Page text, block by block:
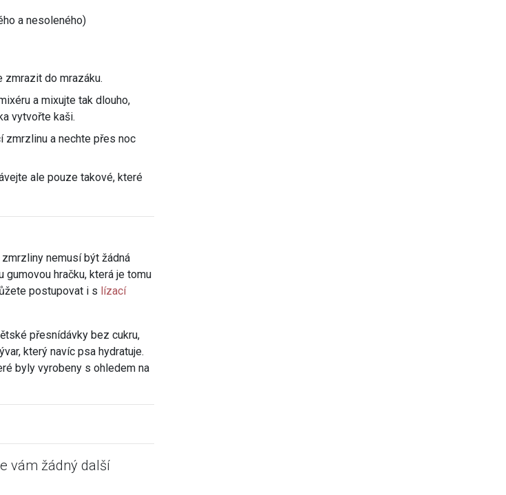
a nesoleného)
zmrazit do mrazáku.
a mixujte tak dlouho,
vytvořte kaši.
zmrzlinu a nechte přes noc
ale pouze takové, které
nemusí být žádná
gumovou hračku, která je tomu
postupovat i s lízací
přesnídávky bez cukru,
který navíc psa hydratuje.
byly vyrobeny s ohledem na
vám žádný další